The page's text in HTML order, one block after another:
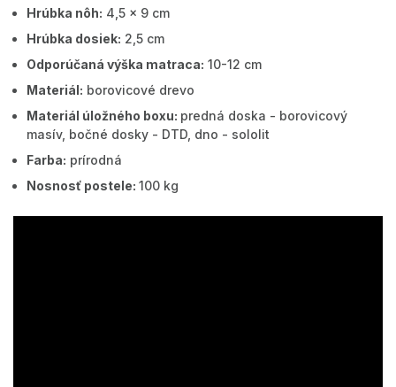
Hrúbka nôh: 4,5 x 9 cm
Hrúbka dosiek: 2,5 cm
Odporúčaná výška matraca: 10-12 cm
Materiál: borovicové drevo
Materiál úložného boxu: predná doska - borovicový
masív, bočné dosky - DTD, dno - sololit
Farba: prírodná
Nosnosť postele: 100 kg